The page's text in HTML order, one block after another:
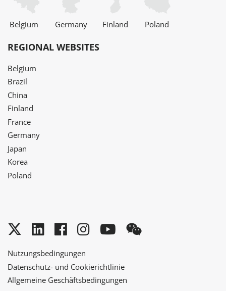
Belgium Germany Finland Poland
REGIONAL WEBSITES
Belgium
Brazil
China
Finland
France
Germany
Japan
Korea
Poland
Twitter
LinkedInFacebook
Instagram
YouTube
Nutzungsbedingungen
Datenschutz- und Cookierichtlinie
Allgemeine Geschäftsbedingungen